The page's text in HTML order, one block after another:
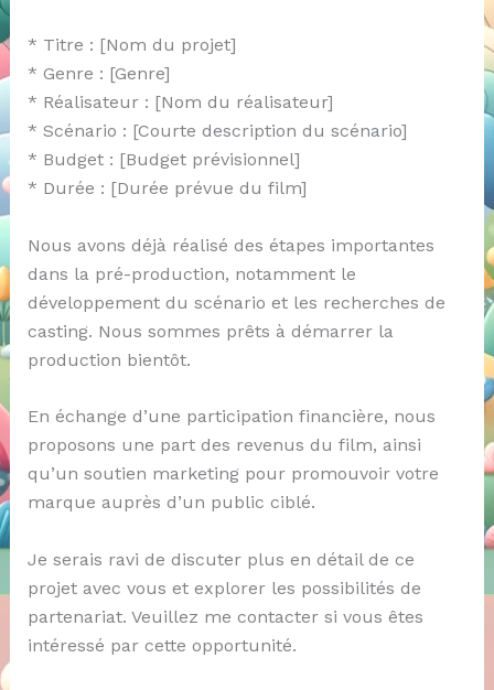
* Titre : [Nom du projet]
* Genre : [Genre]
* Réalisateur : [Nom du réalisateur]
* Scénario : [Courte description du scénario]
* Budget : [Budget prévisionnel]
* Durée : [Durée prévue du film]
Nous avons déjà réalisé des étapes importantes
dans la pré-production, notamment le
développement du scénario et les recherches de
casting. Nous sommes prêts à démarrer la
production bientôt.
En échange d’une participation financière, nous
proposons une part des revenus du film, ainsi
qu’un soutien marketing pour promouvoir votre
marque auprès d’un public ciblé.
Je serais ravi de discuter plus en détail de ce
projet avec vous et explorer les possibilités de
partenariat. Veuillez me contacter si vous êtes
intéressé par cette opportunité.